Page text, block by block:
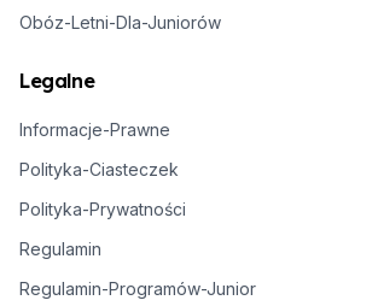
Obóz-Letni-Dla-Juniorów
Legalne
Informacje-Prawne
Polityka-Ciasteczek
Polityka-Prywatności
Regulamin
Regulamin-Programów-Junior